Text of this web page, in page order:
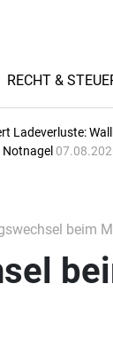
RECHT &
Ladeverluste:
beim